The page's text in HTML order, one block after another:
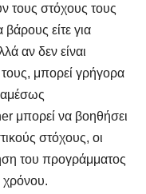
τους στόχους τους
είτε για
αν δεν είναι
τους, μπορεί γρήγορα
μπορεί να βοηθήσει
στόχους, οι
του προγράμματος
χρόνου.